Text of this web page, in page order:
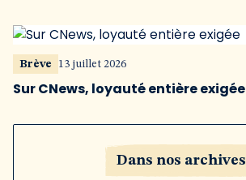
Brève 13 juillet 2026
Sur CNews, loyauté entière exigée
Dans nos archives